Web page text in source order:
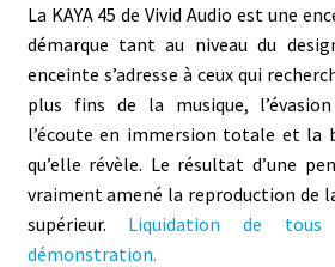
La KAYA 45 de Vivid Audio est une
démarque tant au niveau du
enceinte s’adresse à ceux qui
plus fins de la musique,
l’écoute en immersion totale et la
qu’elle révèle. Le résultat d’une
vraiment amené la reproduction de
supérieur. Liquidation de
démonstration.